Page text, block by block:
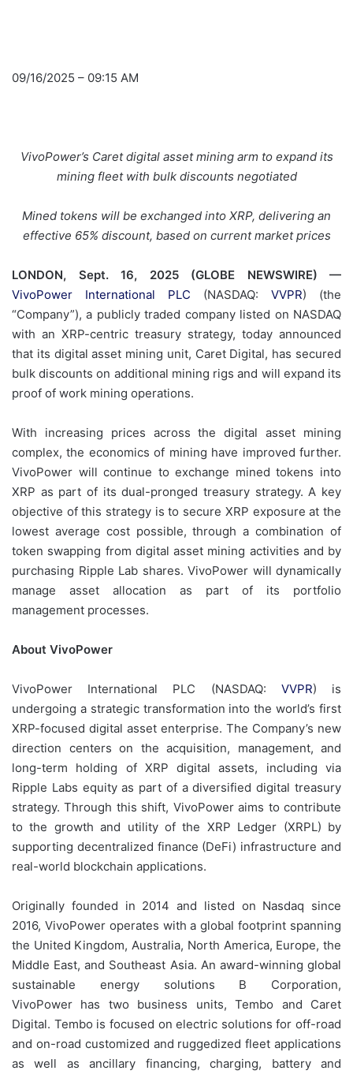
09/16/2025 – 09:15 AM
VivoPower’s Caret digital asset mining arm to expand its
mining fleet with bulk discounts negotiated
Mined tokens will be exchanged into XRP, delivering an
effective 65%discount, based on current market prices
LONDON, Sept. 16, 2025 (GLOBE NEWSWIRE) —
VivoPower International PLC (NASDAQ: VVPR) (the
“Company”), a publicly traded company listed on NASDAQ
with an XRP-centric treasury strategy, today announced
that its digital asset mining unit, Caret Digital, has secured
bulk discounts on additional mining rigs and will expand its
proof of work mining operations.
With increasing prices across the digital asset mining
complex, the economics of mining have improved further.
VivoPower will continue to exchange mined tokens into
XRP as part of its dual-pronged treasury strategy. A key
objective of this strategy is to secure XRP exposure at the
lowest average cost possible, through a combination of
token swapping from digital asset mining activities and by
purchasing Ripple Lab shares. VivoPower will dynamically
manage asset allocation as part of its portfolio
management processes.
About VivoPower
VivoPower International PLC (NASDAQ: VVPR) is
undergoing a strategic transformation into the world’s first
XRP-focused digital asset enterprise. The Company’s new
direction centers on the acquisition, management, and
long-term holding of XRP digital assets, including via
Ripple Labs equity as part of a diversified digital treasury
strategy. Through this shift, VivoPower aims to contribute
to the growth and utility of the XRP Ledger (XRPL) by
supporting decentralized finance (DeFi) infrastructure and
real-world blockchain applications.
Originally founded in 2014 and listed on Nasdaq since
2016, VivoPower operates with a global footprint spanning
the United Kingdom, Australia, North America, Europe, the
Middle East, and Southeast Asia. An award-winning global
sustainable energy solutions B Corporation,
VivoPower has two business units, Tembo and Caret
Digital. Tembo is focused on electric solutions for off-road
and on-road customized and ruggedized fleet applications
as well as ancillary financing, charging, battery and